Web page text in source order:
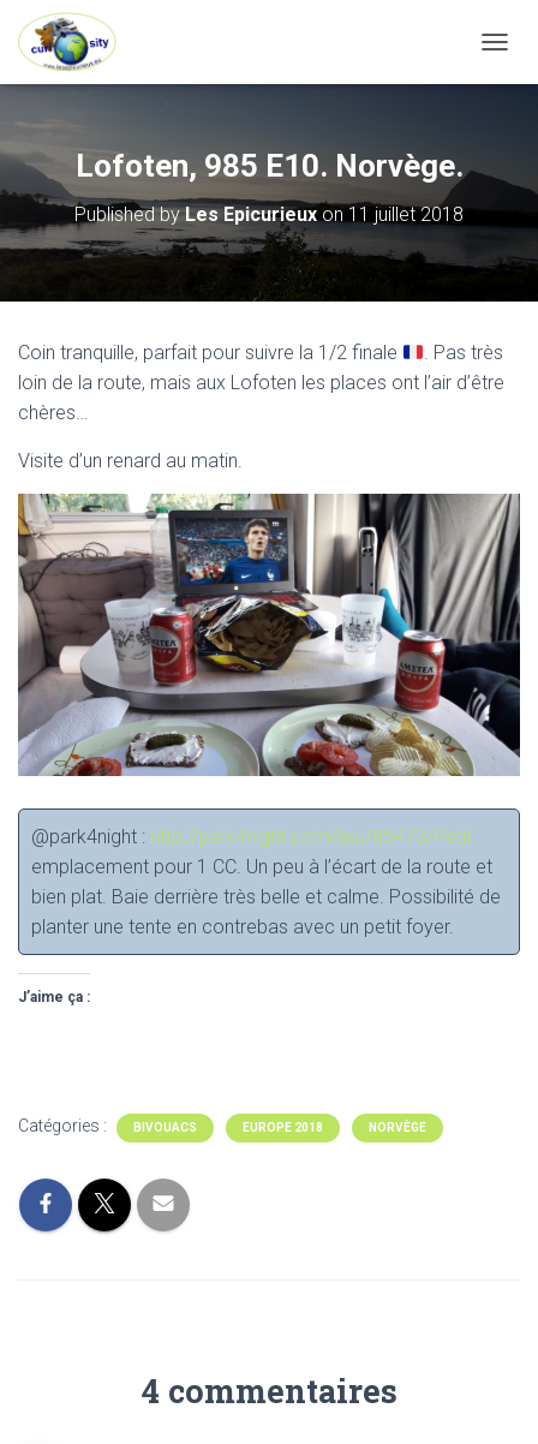
Lofoten, 985 E10. Norvège.
Published byLes Epicurieuxon 11 juillet 2018
Coin tranquille, parfait pour suivre la 1/2 finale
. Pas très
loin de la route, mais aux Lofoten les places ont l’air d’être
chères…
Visite d’un renard au matin.
@park4night : http://park4night.com/lieu/85473/Petit
emplacement pour 1 CC. Un peu à l’écart de la route et
bien plat. Baie derrière très belle et calme. Possibilité de
planter une tente en contrebas avec un petit foyer.
J’aime ça :
Catégories : BIVOUACS EUROPE 2018 NORVÈGE
4 commentaires